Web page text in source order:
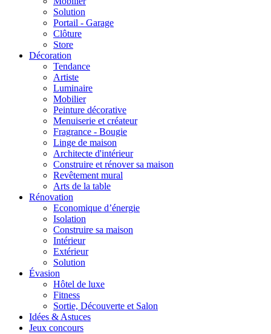
Solution
Portail - Garage
Clôture
Store
Décoration
Tendance
Artiste
Luminaire
Mobilier
Peinture décorative
Menuiserie et créateur
Fragrance - Bougie
Linge de maison
Architecte d'intérieur
Construire et rénover sa maison
Revêtement mural
Arts de la table
Rénovation
Economique d’énergie
Isolation
Construire sa maison
Intérieur
Extérieur
Solution
Évasion
Hôtel de luxe
Fitness
Sortie, Découverte et Salon
Idées & Astuces
Jeux concours